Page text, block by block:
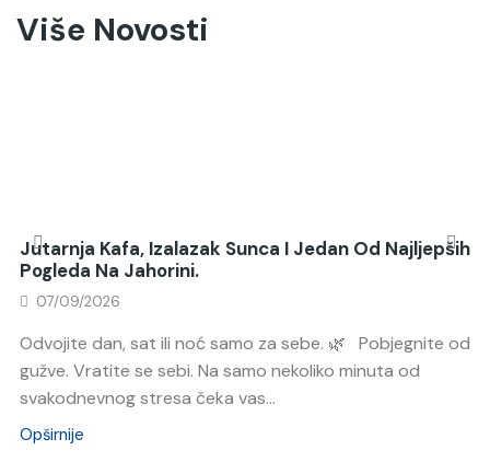
Više Novosti
Jutarnja Kafa, Izalazak Sunca I Jedan Od Najljepših
Pogleda Na Jahorini.
07/09/2026
Odvojite dan, sat ili noć samo za sebe. 🌿 Pobjegnite od
gužve. Vratite se sebi. Na samo nekoliko minuta od
svakodnevnog stresa čeka vas...
Opširnije